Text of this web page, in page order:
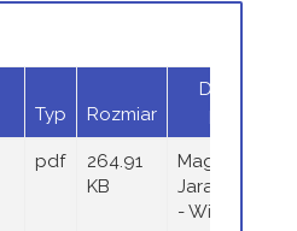
Typ Rozmiar
Dodany
pdf
264.91
KB
Magdalena
Jaraczewska
- Wieczorek